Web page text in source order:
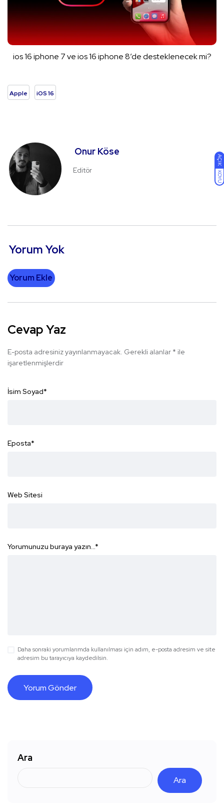
AÇIK
KOYU
ios 16 iphone 7 ve ios 16 iphone 8’de desteklenecek mi?
Apple iOS 16
Onur Köse
Editör
Yorum Yok
Yorum Ekle
Cevap Yaz
E-posta adresiniz yayınlanmayacak. Gerekli alanlar * ile
işaretlenmişlerdir
İsim Soyad*
Eposta*
Web Sitesi
Yorumunuzu buraya yazın...*
Daha sonraki yorumlarımda kullanılması için adım, e-posta adresim ve site
adresim bu tarayıcıya kaydedilsin.
Ara
Ara